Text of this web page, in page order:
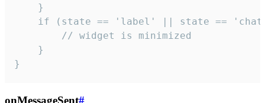
    }
if (state == 'label' || state ==
        // widget is minimized
    }
}
onMessageSent#